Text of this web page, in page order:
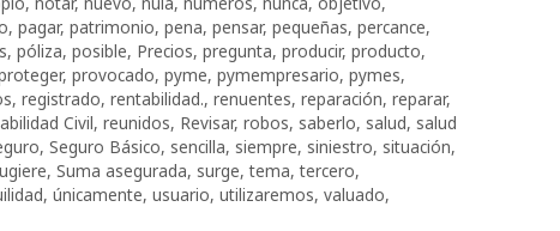
, pagar, patrimonio, pena, pensar, pequeñas, percance,
, póliza, posible, Precios, pregunta, producir, producto,
, provocado, pyme, pymempresario, pymes,
, registrado, rentabilidad., renuentes, reparación, reparar,
Civil, reunidos, Revisar, robos, saberlo, salud, salud
, Seguro Básico, sencilla, siempre, siniestro, situación,
, Suma asegurada, surge,tema,tercero,
, únicamente, usuario, utilizaremos, valuado,